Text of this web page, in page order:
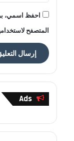
احفظ اسمي،
المتصفح
Ads